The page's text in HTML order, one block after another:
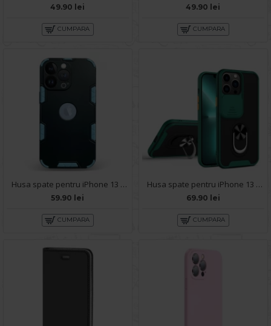
49.90 lei
CUMPARA
49.90 lei
CUMPARA
Husa spate pentru iPhone 13 Pro - Mantis Case Negru / Bleu
59.90 lei
CUMPARA
Husa spate pentru iPhone 13 Pro Max - Slide Case Verde
69.90 lei
CUMPARA